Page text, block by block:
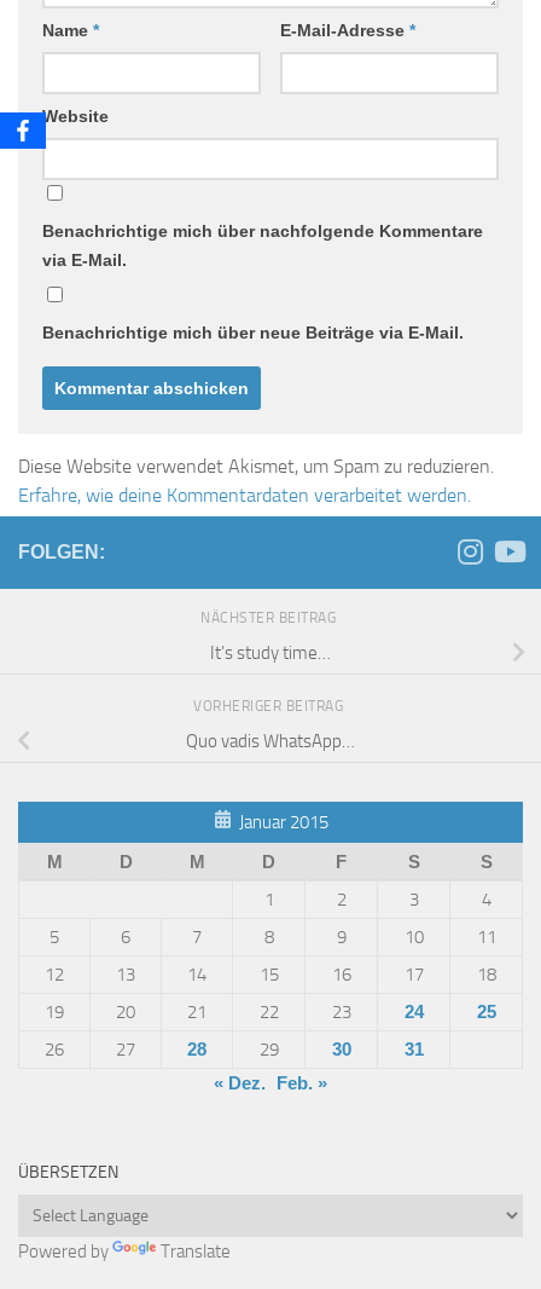
Name * E-Mail-Adresse *
Website
Benachrichtige mich über nachfolgende Kommentare
via E-Mail.
Benachrichtige mich über neue Beiträge via E-Mail.
Diese Website verwendet Akismet, um Spam zu reduzieren.
Erfahre, wie deine Kommentardaten verarbeitet werden.
FOLGEN:
NÄCHSTER BEITRAG
It’s study time…
VORHERIGER BEITRAG
Quo vadis WhatsApp…
Januar 2015
M D M D F S S
1 2 3
4
5
6 7 8 9 10
11
12
13 14 15 16 17
18
19
20 21 22 23 24 25
26 27 28 29 30
31
« Dez. Feb. »
ÜBERSETZEN
Powered by Translate